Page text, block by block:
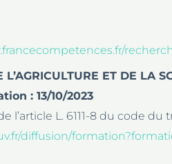
ET DE LA
: 13/10/2023
l’article L. 6111-8 du code du
diffusion/